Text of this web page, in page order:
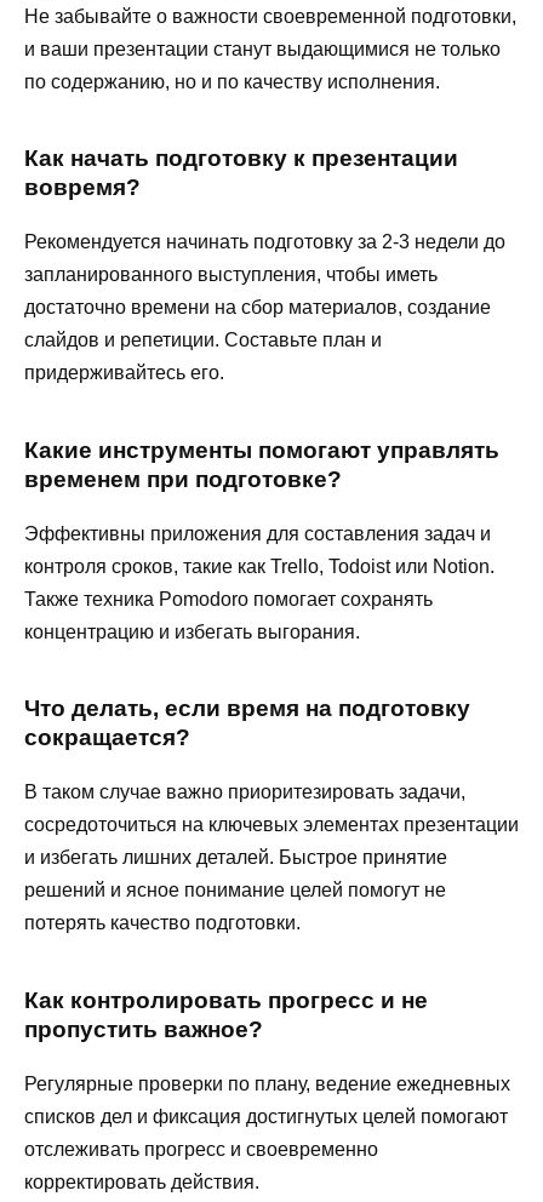
Не забывайте о важности своевременной подготовки,
и ваши презентации станут выдающимися не только
по содержанию, но и по качеству исполнения.
Как начать подготовку к презентации
вовремя?
Рекомендуется начинать подготовку за 2-3 недели до
запланированного выступления, чтобы иметь
достаточно времени на сбор материалов, создание
слайдов и репетиции. Составьте план и
придерживайтесь его.
Какие инструменты помогают управлять
временем при подготовке?
Эффективны приложения для составления задач и
контроля сроков, такие как Trello, Todoist или Notion.
Также техника Pomodoro помогает сохранять
концентрацию и избегать выгорания.
Что делать, если время на подготовку
сокращается?
В таком случае важно приоритезировать задачи,
сосредоточиться на ключевых элементах презентации
и избегать лишних деталей. Быстрое принятие
решений и ясное понимание целей помогут не
потерять качество подготовки.
Как контролировать прогресс и не
пропустить важное?
Регулярные проверки по плану, ведение ежедневных
списков дел и фиксация достигнутых целей помогают
отслеживать прогресс и своевременно
корректировать действия.